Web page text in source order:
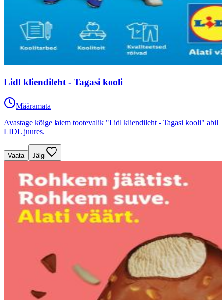
Lidl kliendileht - Tagasi kooli
Määramata
Avastage kõige laiem tootevalik "Lidl kliendileht - Tagasi kooli" abil
LIDL juures.
Vaata Jälgi